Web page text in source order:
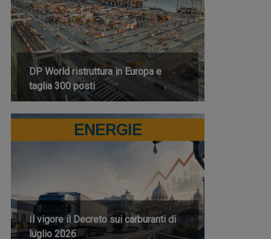
DP World ristruttura in Europa e
taglia 300 posti
ENERGIE
Il vigore il Decreto sui carburanti di
luglio 2026